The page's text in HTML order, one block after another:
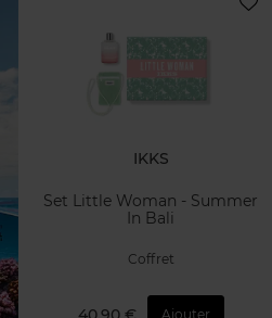
IKKS
Set Little Woman - Summer
In Bali
Coffret
Ajouter